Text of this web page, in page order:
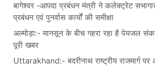
बागेश्वर -आपदा प्रबंधन मंत्री ने कलेक्ट्रेट
प्रबंधन एवं पुनर्वास कार्यों की समीक्षा
अल्मोड़ा:- मानसून के बीच गहरा रहा है पेयजल
पूरी खबर
Uttarakhand:- बदरीनाथ राष्ट्रीय राजमार्ग